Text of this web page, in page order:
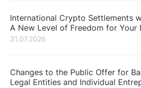
International Crypto Settlements
A New Level of Freedom for Your
31.07.2026
Changes to the Public Offer for
Legal Entities and Individual